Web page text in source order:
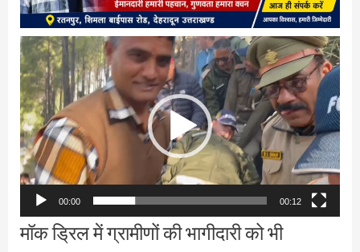
Video
Player
00:00 00:12
मॉक ड्रिल में ग्रामीणों की भागीदारी को भी